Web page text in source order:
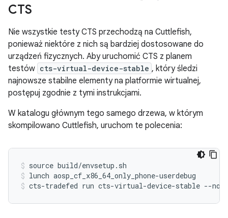
CTS
Nie wszystkie testy CTS przechodzą na Cuttlefish,
ponieważ niektóre z nich są bardziej dostosowane do
urządzeń fizycznych. Aby uruchomić CTS z planem
testów cts-virtual-device-stable , który śledzi
najnowsze stabilne elementy na platformie wirtualnej,
postępuj zgodnie z tymi instrukcjami.
W katalogu głównym tego samego drzewa, w którym
skompilowano Cuttlefish, uruchom te polecenia:
source build/envsetup.sh
lunch aosp_cf_x86_64_only_phone-userdebug
cts-tradefed run cts-virtual-device-stable --no-